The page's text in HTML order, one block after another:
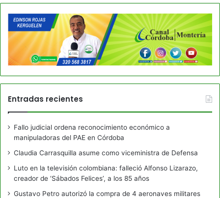
Entradas recientes
Fallo judicial ordena reconocimiento económico a
manipuladoras del PAE en Córdoba
Claudia Carrasquilla asume como viceministra de Defensa
Luto en la televisión colombiana: falleció Alfonso Lizarazo,
creador de ‘Sábados Felices’, a los 85 años
Gustavo Petro autorizó la compra de 4 aeronaves militares